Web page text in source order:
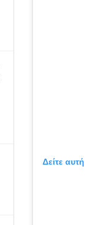
Δείτε